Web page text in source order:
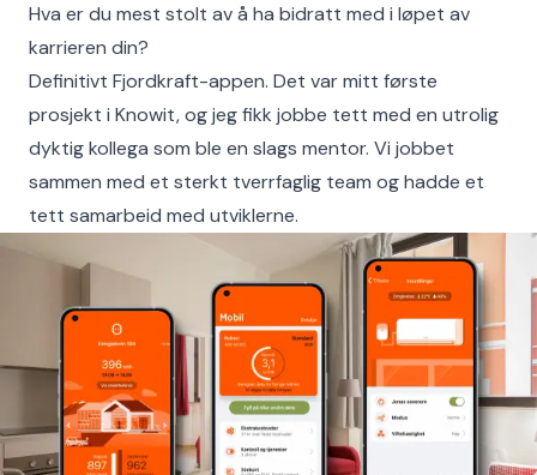
Hva er du mest stolt av å ha bidratt med i løpet av
karrieren din?
Definitivt Fjordkraft-appen. Det var mitt første
prosjekt i Knowit, og jeg fikk jobbe tett med en utrolig
dyktig kollega som ble en slags mentor. Vi jobbet
sammen med et sterkt tverrfaglig team og hadde et
tett samarbeid med utviklerne.